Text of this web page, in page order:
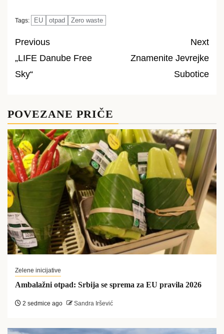
Tags: EU otpad Zero waste
Post
navigation
Previous
„LIFE Danube Free
Sky“
Next
Znamenite Jevrejke
Subotice
POVEZANE PRIČE
Zelene inicijative
Ambalažni otpad: Srbija se sprema za EU pravila 2026
2 sedmice ago Sandra Iršević